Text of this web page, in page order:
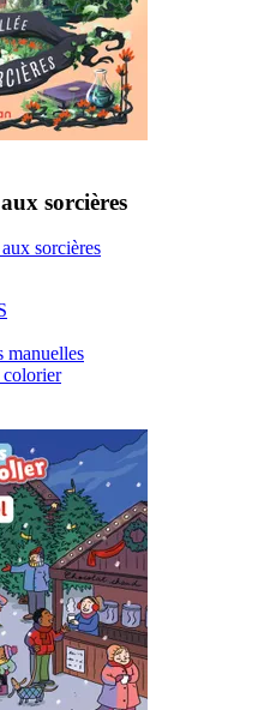
sorcières
sorcières
manuelles
colorier